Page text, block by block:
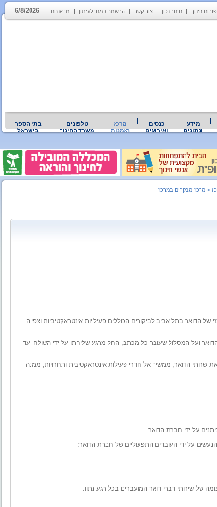
פורום חינוך חינוך נכון צור קשר הרשמה כמנוי לעיתון מי אנחנו 6/8/2026
מידע
ונתונים
כנסים
ואירועים
מרכז
הזמנות
טלפונים
משרד החינוך
בתי הספר
בישראל
> מרכז מבקרים במרכז
הדואר בתל אביב לביקורים הכוללים פעילויות אינטראקטיביות וצפייה
ועל המסלול שעובר כל מכתב, החל מרגע שליחתו על ידי השולח ועד
קבוצתי מודרך ב- 4 תחנות המציגות את שרותי הדואר, ממשיך אל חדרי פעילות אינטראקטיבית ותחרויות, ממנה
על ידי חברת הדואר.
של שירותי דברי דואר המועברים בכל רגע נתון.